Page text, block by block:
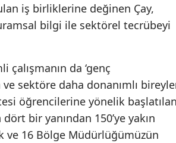
Sinop
Tokat
Trabzon
Tunceli
iş birliklerine değinen Çay,
bilgi ile sektörel tecrübeyi
da ‘genç
sektöre daha donanımlı
öğrencilerine yönelik başlatılan
bir yanından 150’ye yakın
ve 16 Bölge Müdürlüğümüzün